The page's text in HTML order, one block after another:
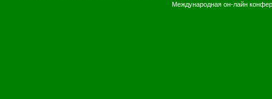
Международная он-лайн